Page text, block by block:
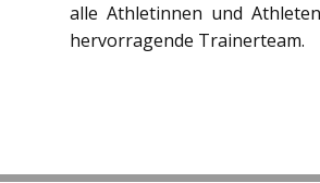
alle Athletinnen und
hervorragende Trainerteam.